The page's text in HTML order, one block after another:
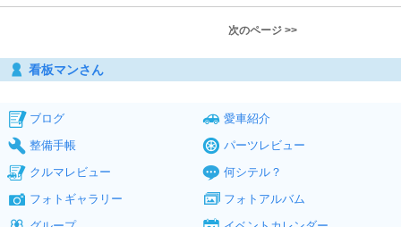
次のページ >>
看板マンさん
ブログ
愛車紹介
整備手帳
パーツレビュー
クルマレビュー
何シテル？
フォトギャラリー
フォトアルバム